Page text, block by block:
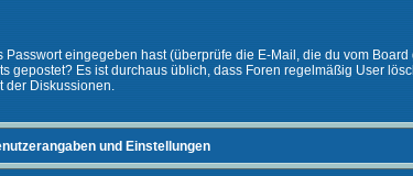
eingegeben hast (überprüfe die E-Mail, die du vom
Es ist durchaus üblich, dass Foren regelmäßig User
der Diskussionen.
und Einstellungen